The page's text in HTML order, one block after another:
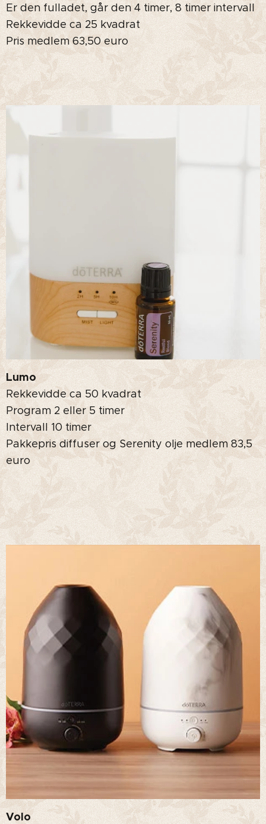
Er den fulladet, går den 4 timer, 8 timer intervall
Rekkevidde ca 25 kvadrat
Pris medlem 63,50 euro
Lumo
Rekkevidde ca 50 kvadrat
Program 2 eller 5 timer
Intervall 10 timer
Pakkepris diffuser og Serenity olje medlem 83,5
euro
Volo